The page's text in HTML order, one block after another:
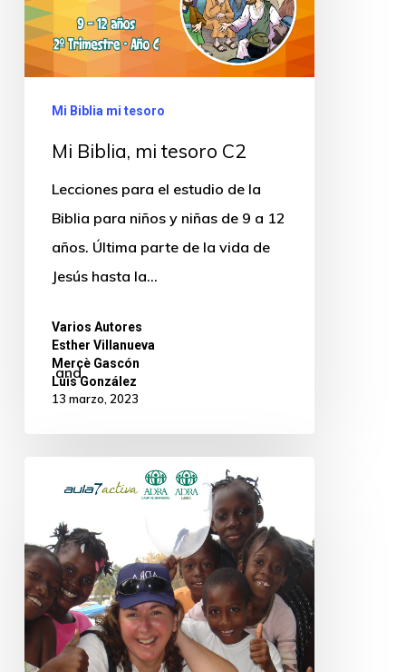
Mi Biblia mi tesoro
Mi Biblia, mi tesoro C2
Lecciones para el estudio de la
Biblia para niños y niñas de 9 a 12
años. Última parte de la vida de
Jesús hasta la…
Varios Autores
,Esther Villanueva
,Mercè Gascón
and
Luis González
13 marzo, 2023